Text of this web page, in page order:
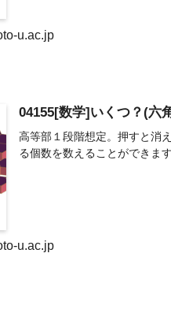
u.ac.jp
04155[数学]いくつ？(六
高等部１段階想定。押すと消
る個数を数えることができま
u.ac.jp